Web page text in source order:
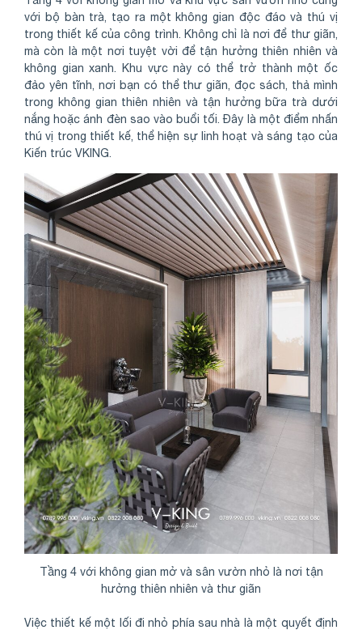
với bộ bàn trà, tạo ra một không gian độc đáo và thú vị
trong thiết kế của công trình. Không chỉ là nơi để thư giãn,
mà còn là một nơi tuyệt vời để tận hưởng thiên nhiên và
không gian xanh. Khu vực này có thể trở thành một ốc
đảo yên tĩnh, nơi bạn có thể thư giãn, đọc sách, thả mình
trong không gian thiên nhiên và tận hưởng bữa trà dưới
nắng hoặc ánh đèn sao vào buổi tối. Đây là một điểm nhấn
thú vị trong thiết kế, thể hiện sự linh hoạt và sáng tạo của
Kiến trúc VKING.
Tầng 4 với không gian mở và sân vườn nhỏ là nơi tận
hưởng thiên nhiên và thư giãn
Việc thiết kế một lối đi nhỏ phía sau nhà là một quyết định